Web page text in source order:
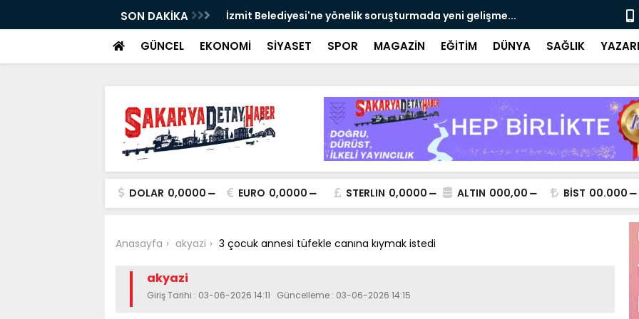
SON DAKİKA İzmit Belediyesi'ne yönelik soruşturmada yeni gelişme... Çalışma,
GÜNCEL EKONOMİ SİYASET SPOR MAGAZİN EĞİTİM DÜNYA SAĞLIK
DOLAR 0,0000 EURO 0,0000 STERLIN 0,0000 ALTIN 000,00 BİST 00.000
Anasayfa akyazi 3 çocuk annesi tüfekle canına kıymak istedi
akyazi
Giriş Tarihi : 03-06-2026 14:11 Güncelleme : 03-06-2026 14:15